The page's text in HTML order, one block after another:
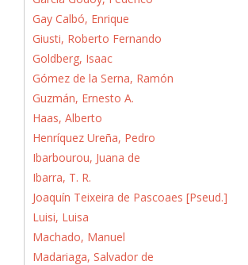
Gay Calbó, Enrique
Giusti, Roberto Fernando
Goldberg, Isaac
Gómez de la Serna, Ramón
Guzmán, Ernesto A.
Haas, Alberto
Henríquez Ureña, Pedro
Ibarbourou, Juana de
Ibarra, T. R.
Joaquín Teixeira de Pascoaes [Pseud.]
Luisi, Luisa
Machado, Manuel
Madariaga, Salvador de